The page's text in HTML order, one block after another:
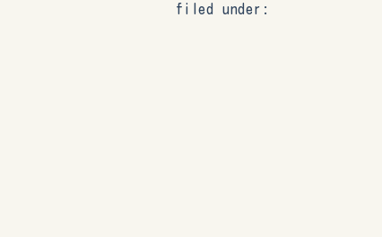
filed under: